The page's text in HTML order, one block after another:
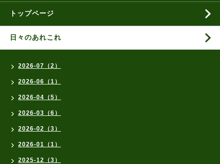
トップページ
日々のあれこれ
2026-07（2）
2026-06（1）
2026-04（5）
2026-03（6）
2026-02（3）
2026-01（1）
2025-12（3）